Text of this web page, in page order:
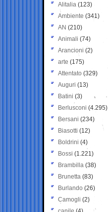
Alitalia (123)
Ambiente (341)
AN (210)
Animali (74)
Arancioni (2)
arte (175)
Attentato (329)
Auguri (13)
Batini (3)
Berlusconi (4.295)
Bersani (234)
Biasotti (12)
Boldrini (4)
Bossi (1.221)
Brambilla (38)
Brunetta (83)
Burlando (26)
Camogli (2)